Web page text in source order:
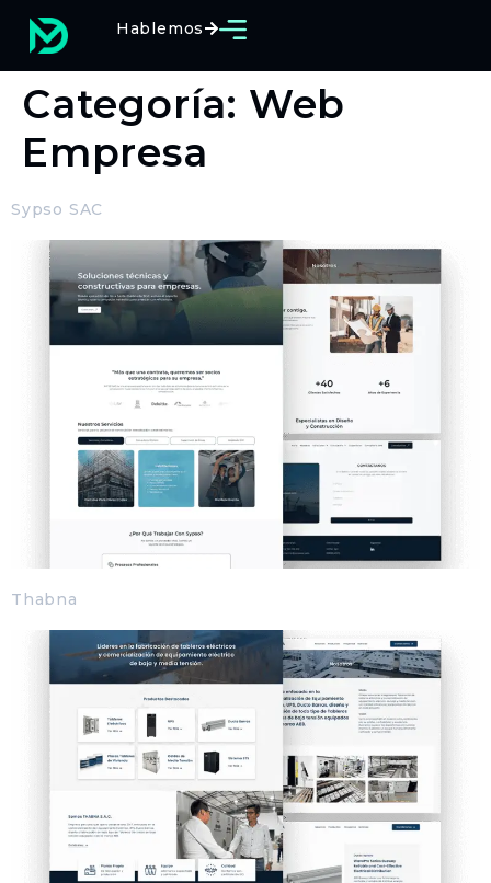
Hablemos
Categoría: Web
Empresa
Sypso SAC
Thabna